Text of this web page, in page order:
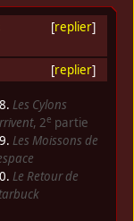
[replier]
[replier]
Les Cylons
, 2e partie
Les Moissons de
Le Retour de